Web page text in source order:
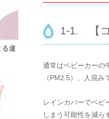
1-1. 【
通常はベビーカーの
（PM2.5）、人混
レインカバーでベビ
しまう可能性を減ら
る違